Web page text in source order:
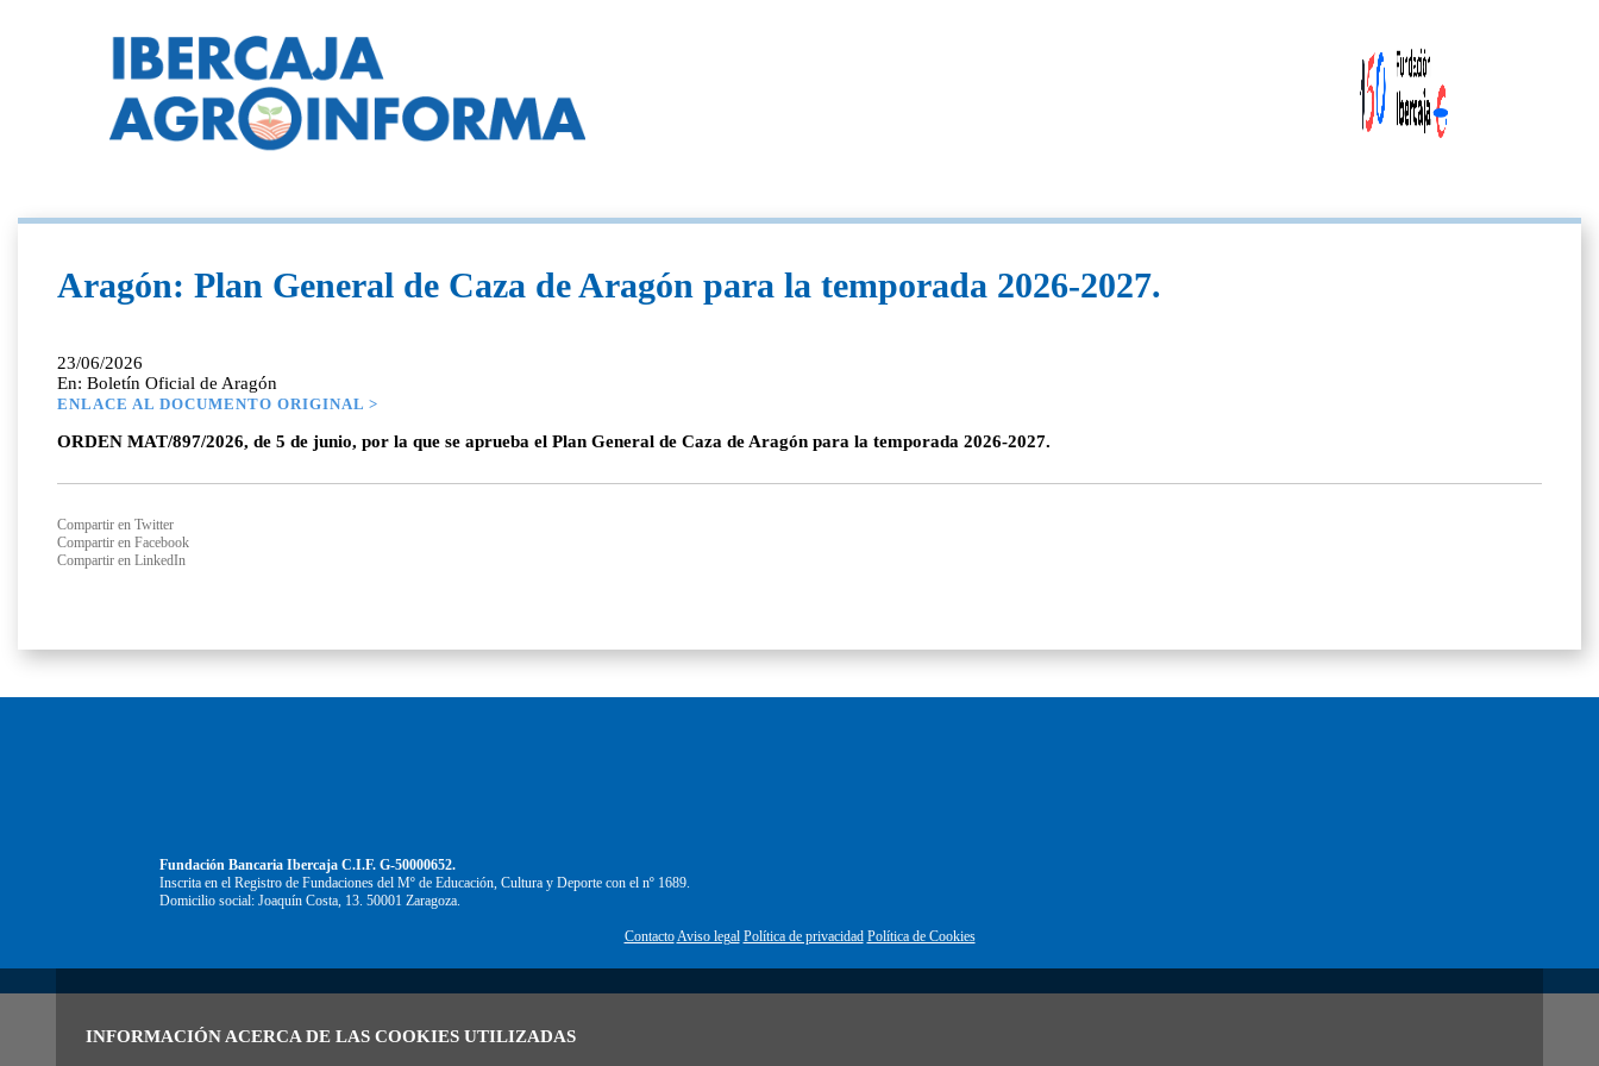
INFORMACIÓN ACERCA DE LAS COOKIES UTILIZADAS
Aragón: Plan General de Caza de Aragón para la temporada 2026-2027.
23/06/2026
En: Boletín Oficial de Aragón
ENLACE AL DOCUMENTO ORIGINAL >
ORDEN MAT/897/2026, de 5 de junio, por la que se aprueba el Plan General de Caza de Aragón para la temporada 2026-2027.
Compartir en Twitter
Compartir en Facebook
Compartir en LinkedIn
Fundación Bancaria Ibercaja C.I.F. G-50000652.
Inscrita en el Registro de Fundaciones del Mº de Educación, Cultura y Deporte con el nº 1689.
Domicilio social: Joaquín Costa, 13. 50001 Zaragoza.
Contacto Aviso legal Política de privacidad Política de Cookies